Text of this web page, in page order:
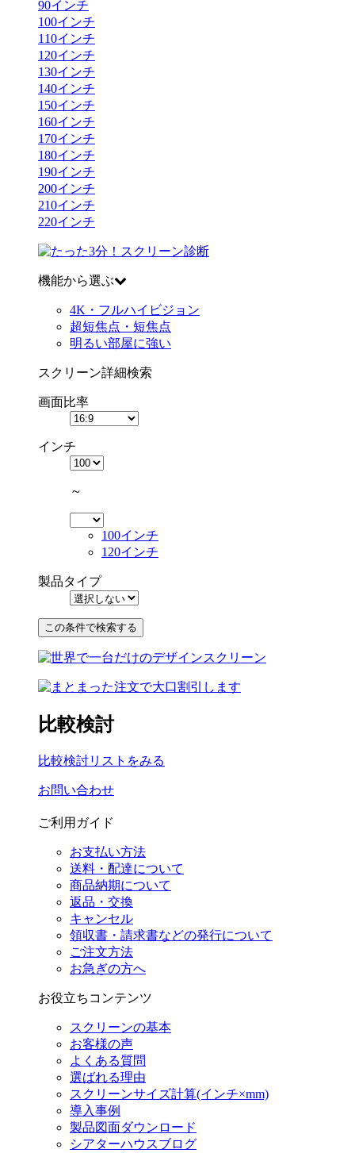
90インチ
100インチ
110インチ
120インチ
130インチ
140インチ
150インチ
160インチ
170インチ
180インチ
190インチ
200インチ
210インチ
220インチ
機能から選ぶ
4K・フルハイビジョン
超短焦点・短焦点
明るい部屋に強い
スクリーン詳細検索
画面比率
インチ
～
100インチ
120インチ
製品タイプ
比較検討
比較検討リストをみる
お問い合わせ
ご利用ガイド
お支払い方法
送料・配達について
商品納期について
返品・交換
キャンセル
領収書・請求書などの発行について
ご注文方法
お急ぎの方へ
お役立ちコンテンツ
スクリーンの基本
お客様の声
よくある質問
選ばれる理由
スクリーンサイズ計算(インチ×mm)
導入事例
製品図面ダウンロード
シアターハウスブログ